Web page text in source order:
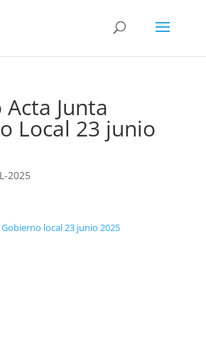
Junta
Local 23 junio
2025
local 23 junio 2025